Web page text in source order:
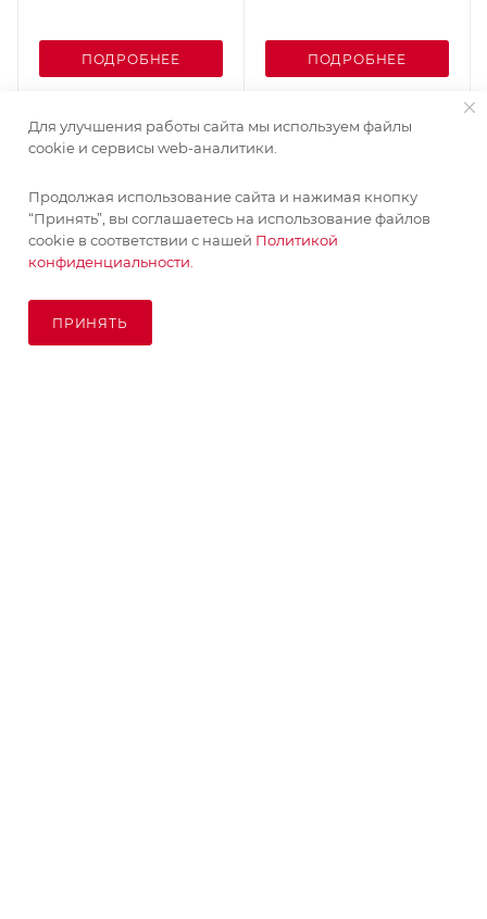
ПОДРОБНЕЕ ПОДРОБНЕЕ
Для улучшения работы сайта мы используем файлы
cookie и сервисы web-аналитики.
Продолжая использование сайта и нажимая кнопку
“Принять”, вы соглашаетесь на использование файлов
cookie в соответствии с нашей Политикой
конфиденциальности.
ПРИНЯТЬ